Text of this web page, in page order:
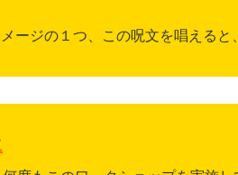
ージの１つ、この呪文を唱えると